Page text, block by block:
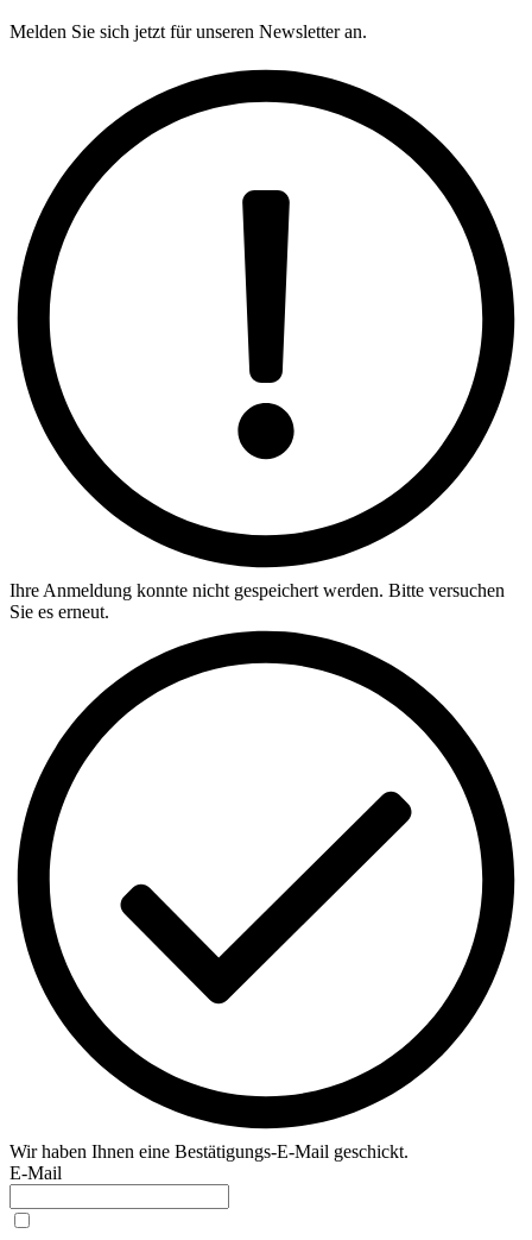
Melden Sie sich jetzt für unseren Newsletter an.
Ihre Anmeldung konnte nicht gespeichert werden. Bitte versuchen
Sie es erneut.
Wir haben Ihnen eine Bestätigungs-E-Mail geschickt.
E-Mail